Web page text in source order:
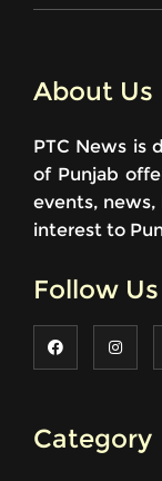
About Us
PTC News is
of Punjab
events, news,
interest to
Follow Us
Category